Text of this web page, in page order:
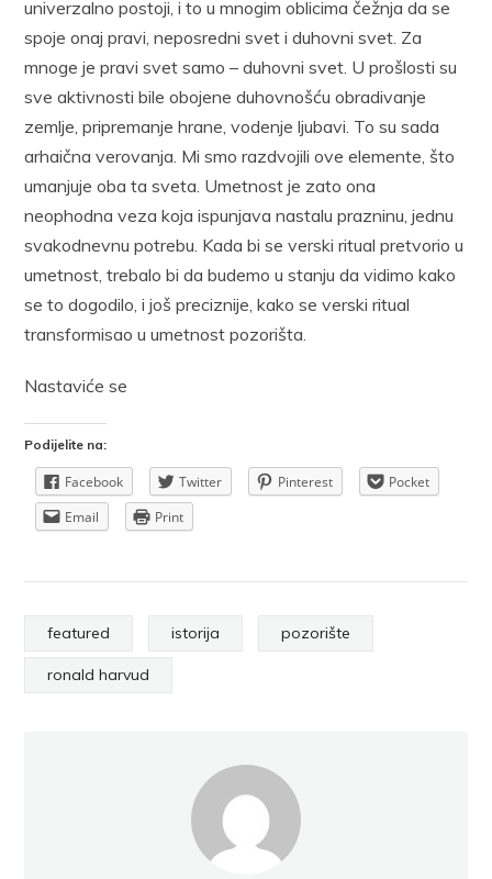
univerzalno postoji, i to u mnogim oblicima čežnja da se
spoje onaj pravi, neposredni svet i duhovni svet. Za
mnoge je pravi svet samo – duhovni svet. U prošlosti su
sve aktivnosti bile obojene duhovnošću obradivanje
zemlje, pripremanje hrane, vodenje ljubavi. To su sada
arhaična verovanja. Mi smo razdvojili ove elemente, što
umanjuje oba ta sveta. Umetnost je zato ona
neophodna veza koja ispunjava nastalu prazninu, jednu
svakodnevnu potrebu. Kada bi se verski ritual pretvorio u
umetnost, trebalo bi da budemo u stanju da vidimo kako
se to dogodilo, i još preciznije, kako se verski ritual
transformisao u umetnost pozorišta.
Nastaviće se
Podijelite na:
Facebook Twitter Pinterest
Pocket
Email
Print
featured istorija pozorište
ronald harvud